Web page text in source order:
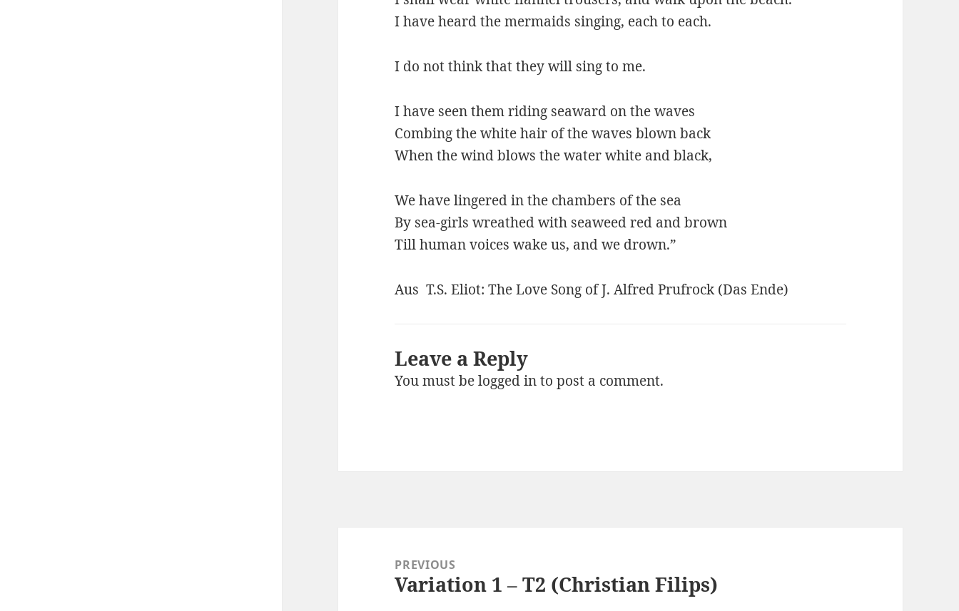
I have heard the mermaids singing, each to each.
I do not think that they will sing to me.
I have seen them riding seaward on the waves
Combing the white hair of the waves blown back
When the wind blows the water white and black,
We have lingered in the chambers of the sea
By sea-girls wreathed with seaweed red and brown
Till human voices wake us, and we drown.”
Aus T.S. Eliot: The Love Song of J. Alfred Prufrock (Das Ende)
Leave a Reply
You must belogged into post a comment.
navigationPREVIOUS
Previous
Variation 1 – T2 (Christian Filips)